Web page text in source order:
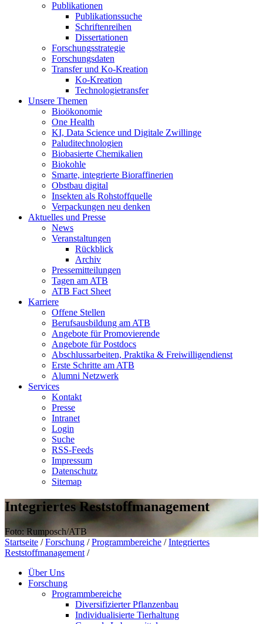
Publikationen
Publikationssuche
Schriftenreihen
Dissertationen
Forschungsstrategie
Forschungsdaten
Transfer und Ko-Kreation
Ko-Kreation
Technologietransfer
Unsere Themen
Bioökonomie
One Health
KI, Data Science und Digitale Zwillinge
Paluditechnologien
Biobasierte Chemikalien
Biokohle
Smarte, integrierte Bioraffinerien
Obstbau digital
Insekten als Rohstoffquelle
Verpackungen neu denken
Aktuelles und Presse
News
Veranstaltungen
Rückblick
Archiv
Pressemitteilungen
Tagen am ATB
ATB Fact Sheet
Karriere
Offene Stellen
Berufsausbildung am ATB
Angebote für Promovierende
Angebote für Postdocs
Abschlussarbeiten, Praktika & Freiwilligendienst
Erste Schritte am ATB
Alumni Netzwerk
Services
Kontakt
Presse
Intranet
Login
Suche
RSS-Feeds
Impressum
Datenschutz
Sitemap
Integriertes Reststoffmanagement
Foto: Rumposch/ATB
Startseite / Forschung / Programmbereiche / Integriertes
Reststoffmanagement /
Über Uns
Forschung
Programmbereiche
Diversifizierter Pflanzenbau
Individualisierte Tierhaltung